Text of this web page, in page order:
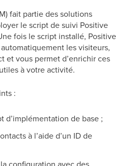
fait partie des solutions
le script de suivi Positive
fois le script installé, Positive
les visiteurs,
et vous permet d’enrichir ces
à votre activité.
:
d’implémentation de base ;
à l’aide d’un ID de